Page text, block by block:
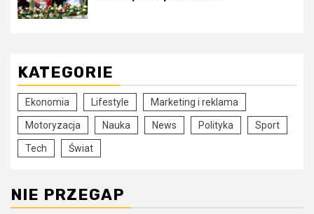
KATEGORIE
Ekonomia Lifestyle Marketing i reklama
Motoryzacja Nauka News Polityka Sport
Tech Świat
NIE PRZEGAP